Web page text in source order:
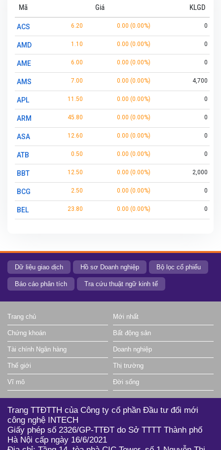
Mã Giá KLGD
ACS 6.20 0.00 (0.00%) 0
AMD 1.10 0.00 (0.00%) 0
AME 6.00 0.00 (0.00%) 0
AMS 7.00 0.00 (0.00%) 4,700
APL 11.50 0.00 (0.00%) 0
ARM 45.80 0.00 (0.00%) 0
ASA 12.60 0.00 (0.00%) 0
ATB 0.50 0.00 (0.00%) 0
BBT 12.50 0.00 (0.00%) 2,000
BCG 2.50 0.00 (0.00%) 0
BEL 23.80 0.00 (0.00%) 0
BTH 20.60 0.00 (0.00%)
C12 0.00 (0.00%)
C47 8.95 0.05 (0.56%) 43,900
C4G 0.10 (1.82%)
C69 0.10 (0.62%)
C92
CC1 38.00 0.00 (0.00%) 0
CCV 74.50 0.00 (0.00%) 0
CDO 1.40 0.00 (0.00%) 21,700
CDR 4.70 0.30 (6.82%) 300
CET 3.50 0.30 (7.89%) 29,800
Dữ liệu giao dịch Hồ sơ Doanh nghiệp Bộ lọc cổ phiếu
Báo cáo phân tích Tra cứu thuật ngữ kinh tế
Trang chủ Mới nhất
Chứng khoán Bất động sản
Tài chính Ngân hàng Doanh nghiệp
Thế giới Thị trường
Vĩ mô Đời sống
Trang TTĐTTH của Công ty cổ phần Đầu tư đổi mới
công nghệ INTECH
Giấy phép số 2326/GP-TTĐT do Sở TTTT Thành phố
Hà Nội cấp ngày 16/6/2021